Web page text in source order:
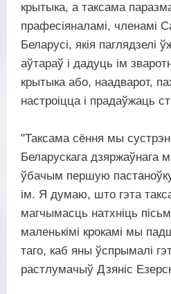
крытыка, а таксама
прафесіяналамі, членамі
Беларусі, якія
аўтараў і дадуць ім
крытыка або, наадварот,
настроіцца і прадаўжаць
"Таксама сёння мы
Беларускага дзяржаўнага
ўбачым першую
ім. Я думаю, што гэта
магчымасць натхніць
маленькімі крокамі мы
таго, каб яны ўспрымалі
растлумачыў Дзяніс